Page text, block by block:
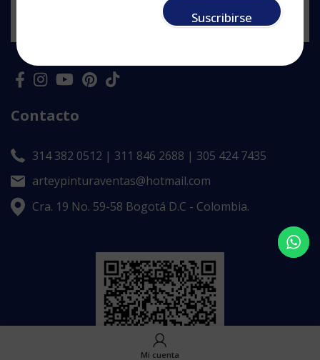
Suscribirse
Contacto
314 382 0512 | 311 846 2688 | 305 424 7435
arteypinturaventas@hotmail.com
Cra. 19 No. 59-58 Bogotá D.C - Colombia.
Mi cuenta